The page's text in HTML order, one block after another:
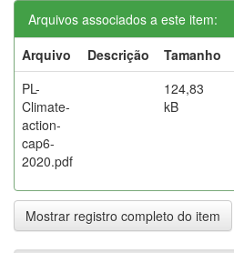
Arquivos associados a este item:
Arquivo
Descrição Tamanho
PL-
Climate-
action-
cap6-
2020.pdf
124,83
kB
Mostrar registro completo do item